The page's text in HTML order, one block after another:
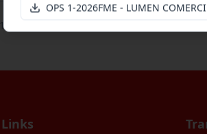
1
Links
OPS 1-2026FME - LUMEN